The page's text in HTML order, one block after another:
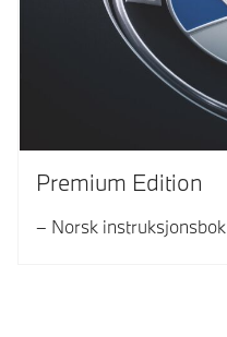
Premium Edition
Norsk instruksjonsbok